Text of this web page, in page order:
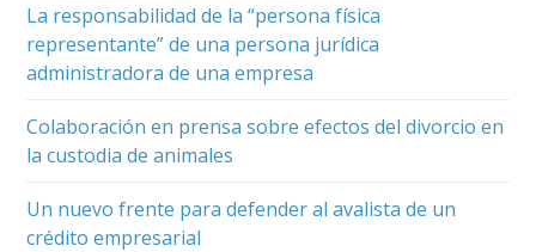
La responsabilidad de la “persona física
representante” de una persona jurídica
administradora de una empresa
Colaboración en prensa sobre efectos del divorcio en
la custodia de animales
Un nuevo frente para defender al avalista de un
crédito empresarial